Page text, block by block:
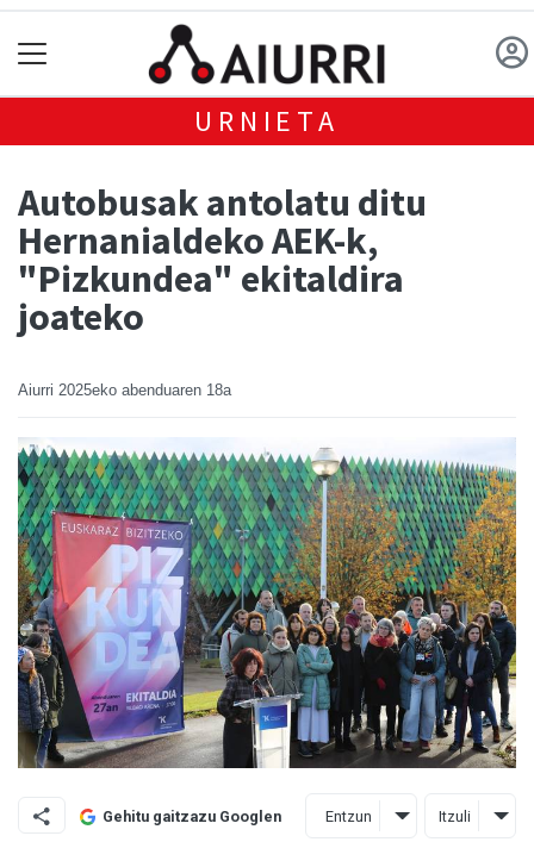
URNIETA
Autobusak antolatu ditu
Hernanialdeko AEK-k,
"Pizkundea" ekitaldira
joateko
Aiurri 2025eko abenduaren 18a
Gehitu gaitzazu Googlen Entzun Itzuli